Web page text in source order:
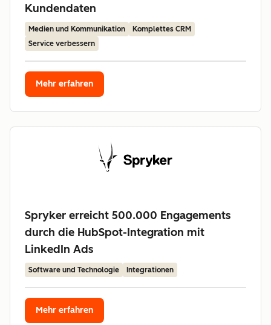
Kundendaten
Medien und Kommunikation
Komplettes CRM
Service verbessern
Mehr erfahren
Spryker erreicht 500.000 Engagements
durch die HubSpot-Integration mit
LinkedIn Ads
Software und Technologie Integrationen
Mehr erfahren